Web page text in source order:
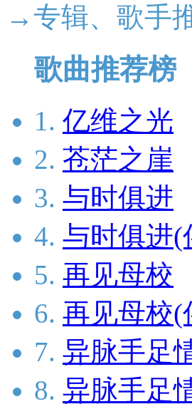
→专辑、歌手
歌曲推荐榜
1. 亿维之光
2. 苍茫之崖
3. 与时俱进
4. 与时俱进(
5. 再见母校
6. 再见母校(
7. 异脉手足
8. 异脉手足